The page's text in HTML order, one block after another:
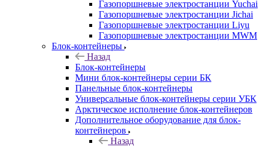
Газопоршневые электростанции Yuchai
Газопоршневые электростанции Jichai
Газопоршневые электростанции Liyu
Газопоршневые электростанции MWM
Блок-контейнеры
Назад
Блок-контейнеры
Мини блок-контейнеры серии БК
Панельные блок-контейнеры
Универсальные блок-контейнеры серии УБК
Арктическое исполнение блок-контейнеров
Дополнительное оборудование для блок-
контейнеров
Назад